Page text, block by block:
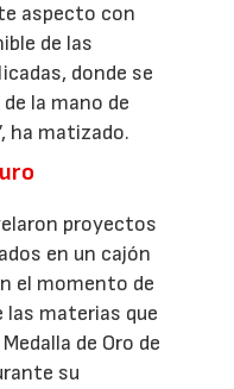
aspecto con
de las
donde se
la mano de
ha matizado.
proyectos
en un cajón
el momento de
las materias que
de Oro de
su